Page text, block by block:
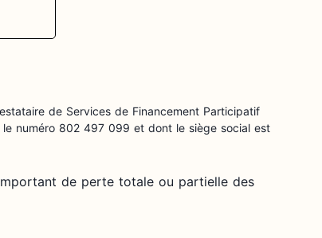
de Services de Financement Participatif
le numéro 802 497 099 et dont le siège social est
de perte totale ou partielle des